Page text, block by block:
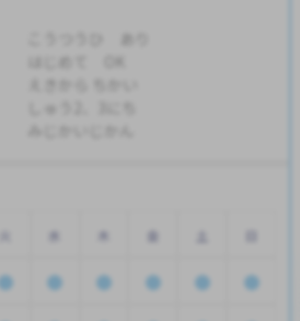
こうつうひ あり
はじめて OK
しゅう2、3にち
水 木 金 土